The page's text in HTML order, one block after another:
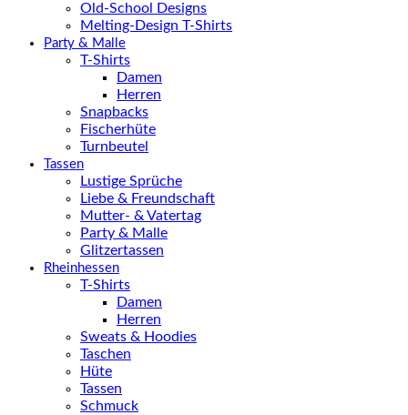
Old-School Designs
Melting-Design T-Shirts
Party & Malle
T-Shirts
Damen
Herren
Snapbacks
Fischerhüte
Turnbeutel
Tassen
Lustige Sprüche
Liebe & Freundschaft
Mutter- & Vatertag
Party & Malle
Glitzertassen
Rheinhessen
T-Shirts
Damen
Herren
Sweats & Hoodies
Taschen
Hüte
Tassen
Schmuck